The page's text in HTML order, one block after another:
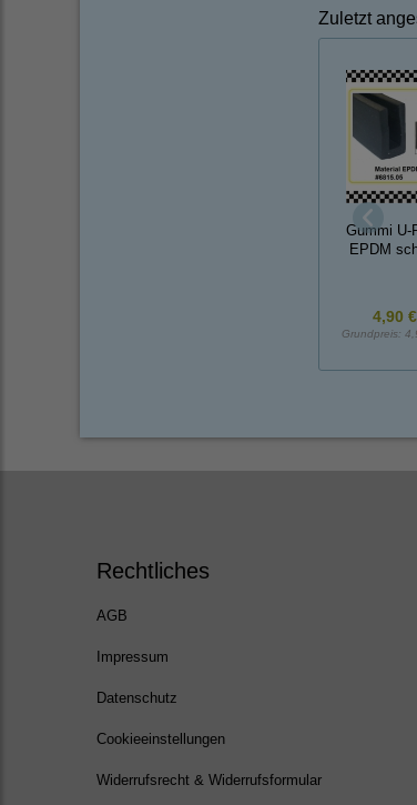
Zuletzt
Gummi U-
EPDM
4,90
Grundpreis:
Rechtliches
AGB
Impressum
Datenschutz
Cookieeinstellungen
Widerrufsrecht & Widerrufsformular